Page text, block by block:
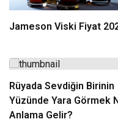
Jameson Viski Fiyat
Rüyada Sevdiğin Birinin
Yüzünde Yara Görmek
Anlama Gelir?